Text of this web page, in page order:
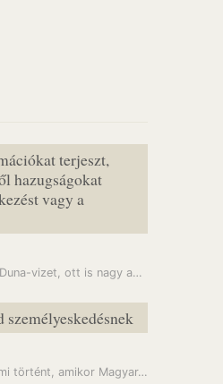
terjeszt,
hazugságokat
vagy a
vizet, ott is nagy a…
személyeskedésnek
történt, amikor Magyar…